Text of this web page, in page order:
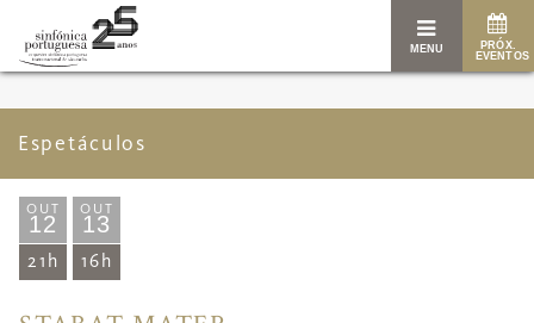
MENU
PRÓX.
EVENTOS
Espetáculos
OUT
12
21h
OUT
13
16h